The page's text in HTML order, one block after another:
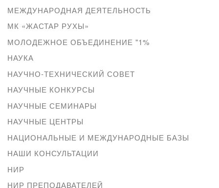
МЕЖДУНАРОДНАЯ ДЕЯТЕЛЬНОСТЬ
МК «ЖАСТАР РУХЫ»
МОЛОДЕЖНОЕ ОБЪЕДИНЕНИЕ "1%
НАУКА
НАУЧНО-ТЕХНИЧЕСКИЙ СОВЕТ
НАУЧНЫЕ КОНКУРСЫ
НАУЧНЫЕ СЕМИНАРЫ
НАУЧНЫЕ ЦЕНТРЫ
НАЦИОНАЛЬНЫЕ И МЕЖДУНАРОДНЫЕ БАЗЫ
НАШИ КОНСУЛЬТАЦИИ
НИР
НИР ПРЕПОДАВАТЕЛЕЙ